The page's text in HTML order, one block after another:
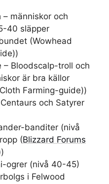
människor och
40 släpper
(Wowhead
– Bloodscalp-troll och
är bra källor
Farming-guide))
och Satyrer
banditer (nivå
(Blizzard Forums
)
ogrer (nivå 40-45)
i Felwood